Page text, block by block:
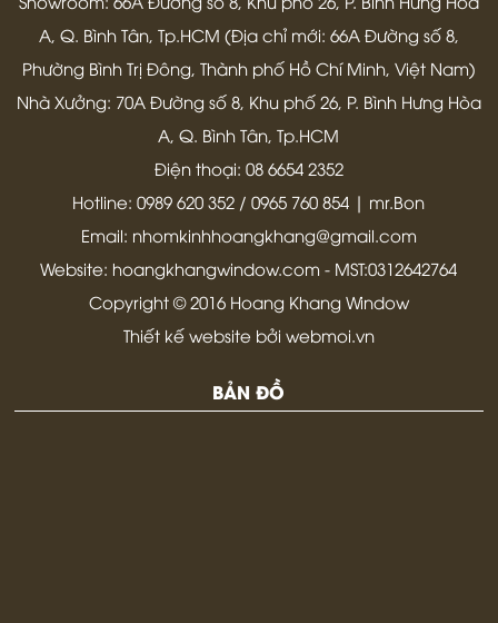
về hai loại kính này nhé:
Showroom: 66A Đường số 8, Khu phố 26, P. Bình Hưng Hòa
A, Q. Bình Tân, Tp.HCM (Địa chỉ mới: 66A Đường số 8,
Phường Bình Trị Đông, Thành phố Hồ Chí Minh, Việt Nam)
Nhà Xưởng: 70A Đường số 8, Khu phố 26, P. Bình Hưng Hòa
A, Q. Bình Tân, Tp.HCM
Điện thoại: 08 6654 2352
Hotline: 0989 620 352 / 0965 760 854 | mr.Bon
Email: nhomkinhhoangkhang@gmail.com
Website: hoangkhangwindow.com - MST:0312642764
Copyright © 2016 Hoang Khang Window
Thiết kế website bởi webmoi.vn
BẢN ĐỒ